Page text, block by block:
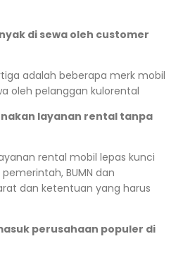
di sewa oleh customer
adalah beberapa merk mobil
oleh pelanggan kulorental
layanan rental tanpa
rental mobil lepas kunci
BUMN dan
dan ketentuan yang harus
perusahaan populer di